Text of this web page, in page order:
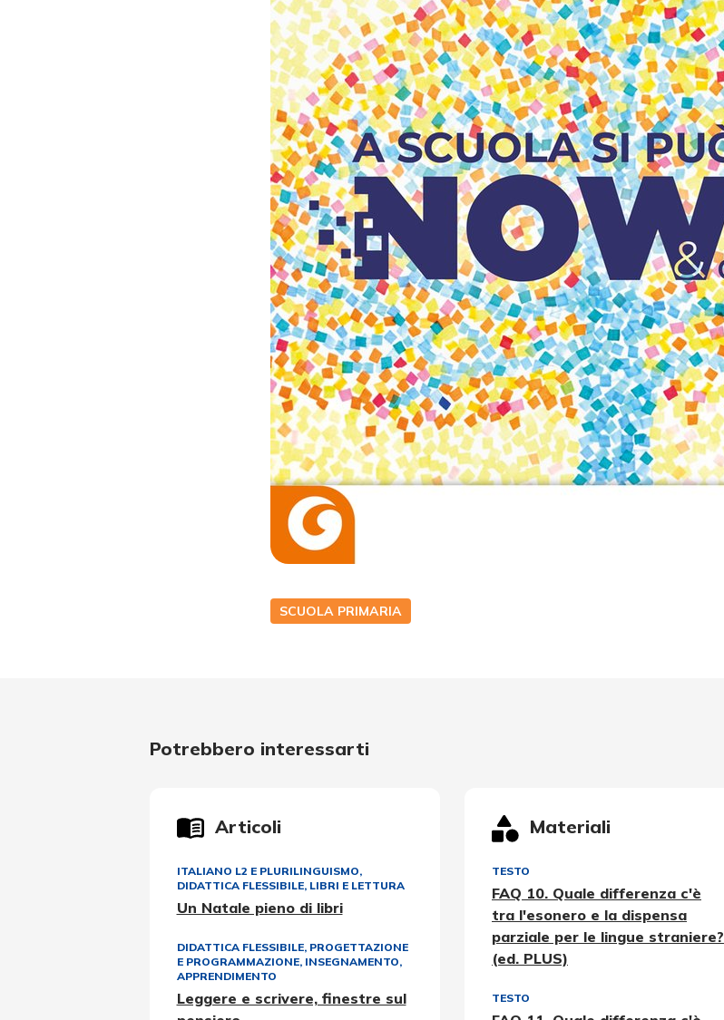
SCUOLA PRIMARIA
Potrebbero interessarti
Articoli
ITALIANO L2 E PLURILINGUISMO,
DIDATTICA FLESSIBILE, LIBRI E LETTURA
Un Natale pieno di libri
DIDATTICA FLESSIBILE, PROGETTAZIONE
E PROGRAMMAZIONE, INSEGNAMENTO,
APPRENDIMENTO
Leggere e scrivere, finestre sul
Materiali
TESTO
FAQ 10. Quale differenza c'è
tra l'esonero e la dispensa
parziale per le lingue straniere?
(ed. PLUS)
TESTO